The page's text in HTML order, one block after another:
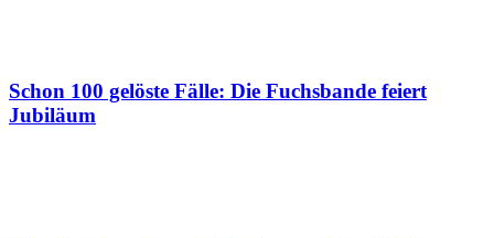
Schon 100 gelöste Fälle: Die Fuchsbande feiert
Jubiläum